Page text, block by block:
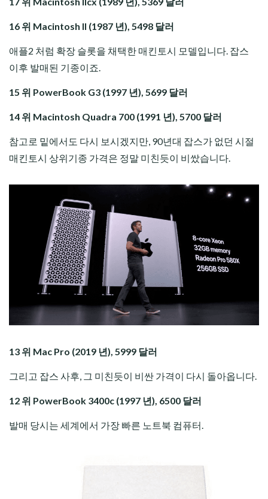
16 위 Macintosh II (1987 년), 5498 달러
애플2 처럼 확장 슬롯을 채택한 매킨토시 모델입니다. 잡스
이후 발매된 기종이죠.
15 위 PowerBook G3 (1997 년), 5699 달러
14 위 Macintosh Quadra 700 (1991 년), 5700 달러
참고로 밑에서도 다시 보시겠지만, 90년대 잡스가 없던 시절
매킨토시 상위기종 가격은 정말 미친듯이 비쌌습니다.
13 위 Mac Pro (2019 년), 5999 달러
그리고 잡스 사후, 그 미친듯이 비싼 가격이 다시 돌아옵니다.
12 위 PowerBook 3400c (1997 년), 6500 달러
발매 당시는 세계에서 가장 빠른 노트북 컴퓨터.